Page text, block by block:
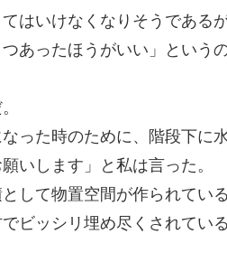
はいけなくなりそうであるが
あったほうがいい」という
った時のために、階段下に
いします」と私は言った。
して物置空間が作られている
ビッシリ埋め尽くされてい